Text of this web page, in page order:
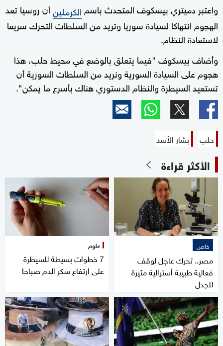
واعتبر دميتري بيسكوف المتحدث باسم الكرملينأن روسيا تعد
الهجوم انتهاكا لسيادة سوريا وتريد من السلطات التحرك سريعا
لاستعادة النظام.
وأضاف بيسكوف "فيما يتعلق بالوضع في محيط حلب، هذا
هجوم على السيادة السورية ونريد من السلطات السورية أن
تستعيد السيطرة والنظام الدستوري هناك بأسرع ما يمكن".
حلب بشار الأسد
الأكثر قراءة
خاص
مصر.. تحرك عاجل لوقف
فعالية طبيبة أسترالية مثيرة
للجدل
علوم
7 خطوات بسيطة للسيطرة
على ارتفاع سكر الدم صباحا